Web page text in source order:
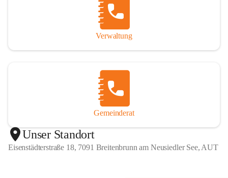
Verwaltung
Gemeinderat
Unser Standort
Eisenstädterstraße 18, 7091 Breitenbrunn am Neusiedler See, AUT